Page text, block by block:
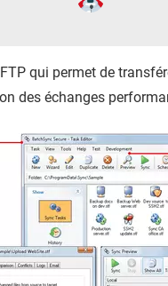
qui permet de
des échanges